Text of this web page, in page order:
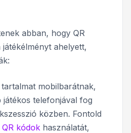
abban, hogy QR
játékélményt ahelyett,
mobilbarátnak,
játékos telefonjával fog
közben. Fontold
kódok használatát,